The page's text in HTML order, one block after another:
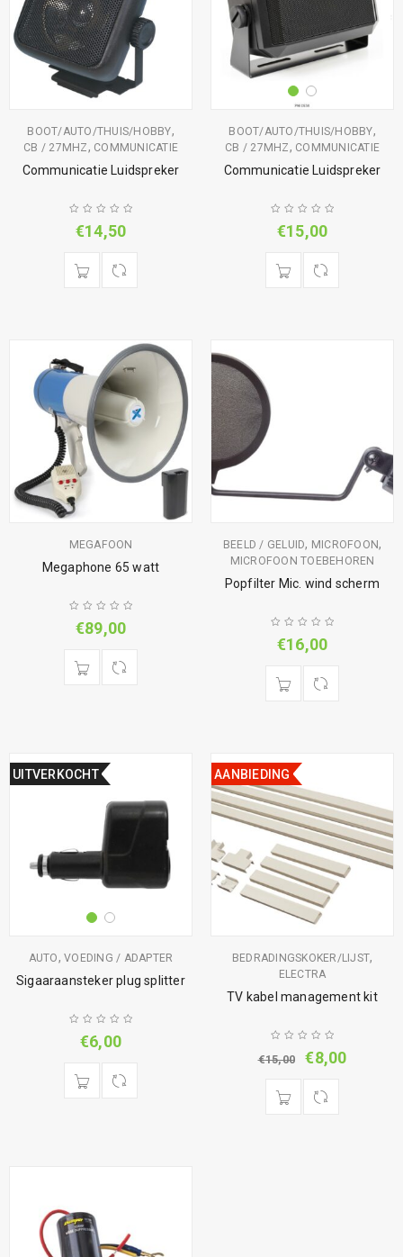
BOOT/AUTO/THUIS/HOBBY,
CB / 27MHZ, COMMUNICATIE
Communicatie Luidspreker
€14,50
BOOT/AUTO/THUIS/HOBBY,
CB / 27MHZ, COMMUNICATIE
Communicatie Luidspreker
€15,00
MEGAFOON
Megaphone 65 watt
€89,00
BEELD / GELUID, MICROFOON,
MICROFOON TOEBEHOREN
Popfilter Mic. wind scherm
€16,00
UITVERKOCHT
AUTO,VOEDING / ADAPTER
Sigaaraansteker plug splitter
€6,00
AANBIEDING
BEDRADINGSKOKER/LIJST,
ELECTRA
TV kabel management kit
€15,00 €8,00